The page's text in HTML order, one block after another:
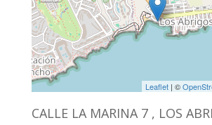
Leaflet | ©
CALLE LA MARINA 7 , LOS